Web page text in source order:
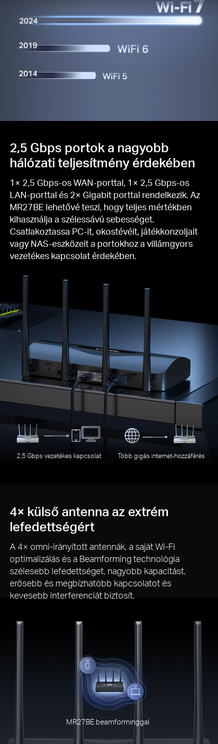
2,5 Gbps portok a nagyobb
hálózati teljesítmény érdekében
1× 2,5 Gbps-os WAN-porttal, 1× 2,5 Gbps-os
LAN-porttal és 2× Gigabit porttal rendelkezik. Az
MR27BE lehetővé teszi, hogy teljes mértékben
kihasználja a szélessávú sebességet.
Csatlakoztassa PC-it, okostévéit, játékkonzoljait
vagy NAS-eszközeit a portokhoz a villámgyors
vezetékes kapcsolat érdekében.
2,5 Gbps vezetékes kapcsolat Több gigás internet-hozzáférés
4× külső antenna az extrém
lefedettségért
A 4× omni-irányított antennák, a saját Wi-Fi
optimalizálás és a Beamforming technológia
szélesebb lefedettséget, nagyobb kapacitást,
erősebb és megbízhatóbb kapcsolatot és
kevesebb interferenciát biztosít.
MR27BE beamforminggal